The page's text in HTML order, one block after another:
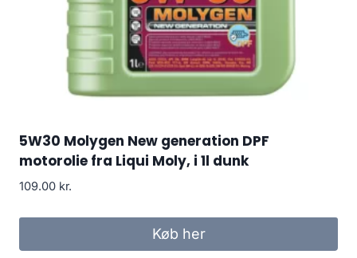
5W30 Molygen New generation DPF
motorolie fra Liqui Moly, i 1l dunk
109.00 kr.
Køb her